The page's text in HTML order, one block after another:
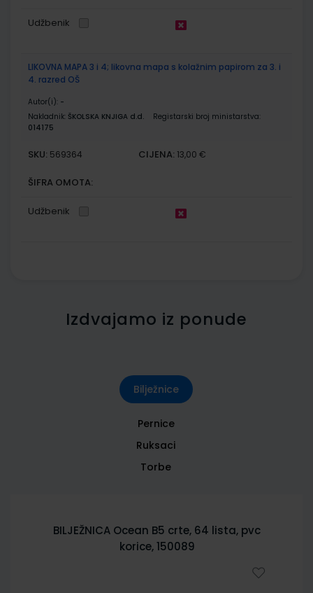
Udžbenik
LIKOVNA MAPA 3 i 4; likovna mapa s kolažnim papirom za 3. i
4. razred OŠ
Autor(i): -
Nakladnik: ŠKOLSKA KNJIGA d.d.
Registarski broj ministarstva:
014175
SKU: 569364 CIJENA: 13,00 €
ŠIFRA OMOTA:
Udžbenik
Izdvajamo iz ponude
Bilježnice
Pernice
Ruksaci
Torbe
BILJEŽNICA City Sketch B5 crte, 64 lista,
pvc korice 150085